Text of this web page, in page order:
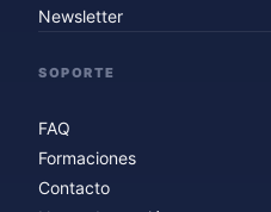
Newsletter
SOPORTE
FAQ
Formaciones
Contacto